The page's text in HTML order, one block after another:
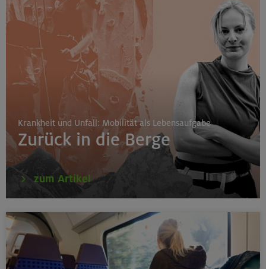
Krankheit und Unfall: Mobilität als Lebensaufgabe
Zurück in die Berge
zum Artikel